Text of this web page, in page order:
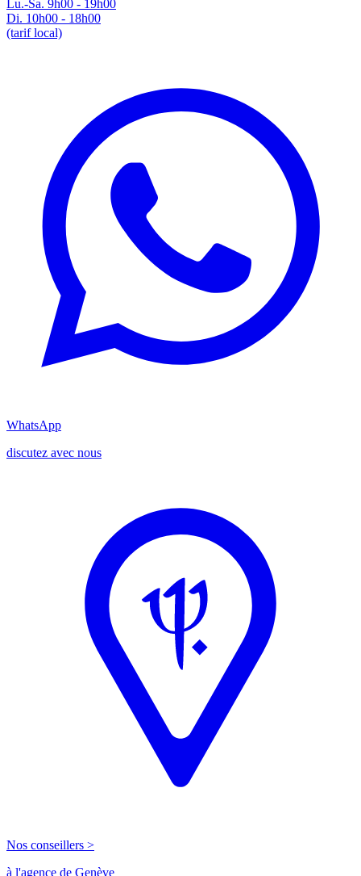
Lu.-Sa. 9h00 - 19h00
Di. 10h00 - 18h00
(tarif local)
WhatsApp
discutez avec nous
Nos conseillers >
à l'agence de Genève